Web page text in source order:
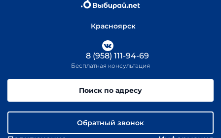
Красноярск
8 (958) 111-94-69
Бесплатная консультация
Поиск по адресу
Обратный звонок